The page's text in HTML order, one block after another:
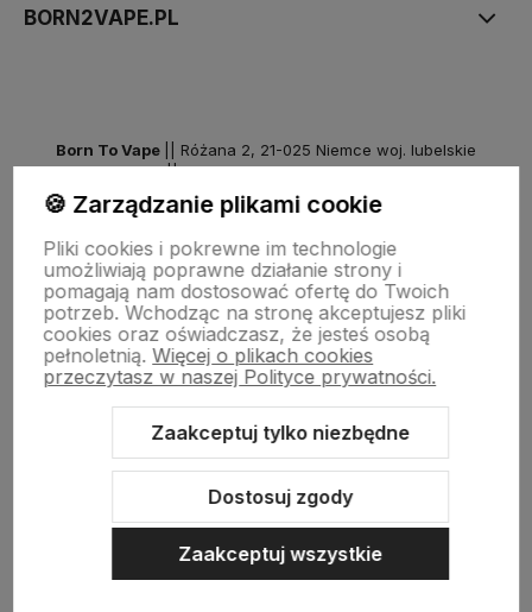
BORN2VAPE.PL
Born To Vape
|| Różana 2, 21-025 Niemce woj. lubelskie
NIP: 7141861133 || E:kontakt@born2vape.plT:665 744 477
Sklep internetowy Shoper Premium
Szablon Shoper Modern 3.0™
🍪 Zarządzanie plikami cookie
Pliki cookies i pokrewne im technologie
umożliwiają poprawne działanie strony i
pomagają nam dostosować ofertę do Twoich
potrzeb. Wchodząc na stronę akceptujesz pliki
cookies oraz oświadczasz, że jesteś osobą
pełnoletnią. Więcej o plikach cookies
przeczytasz w naszej Polityce prywatności.
Zaakceptuj tylko niezbędne
Dostosuj zgody
Zaakceptuj wszystkie